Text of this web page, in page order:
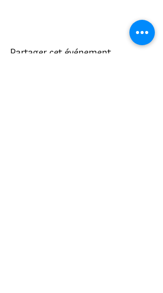
Partager cet événement